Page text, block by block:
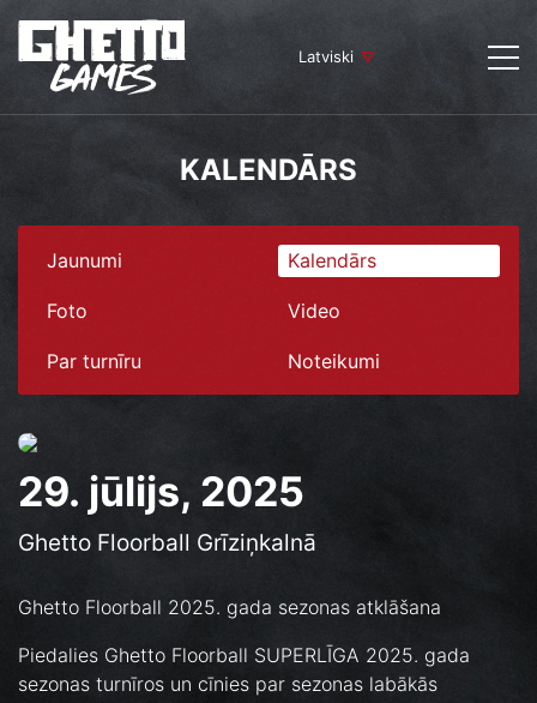
Latviski
KALENDĀRS
Jaunumi Kalendārs
Foto Video
Par turnīru Noteikumi
29. jūlijs, 2025
Ghetto Floorball Grīziņkalnā
Ghetto Floorball 2025. gada sezonas atklāšana
Piedalies Ghetto Floorball SUPERLĪGA 2025. gada
sezonas turnīros un cīnies par sezonas labākās